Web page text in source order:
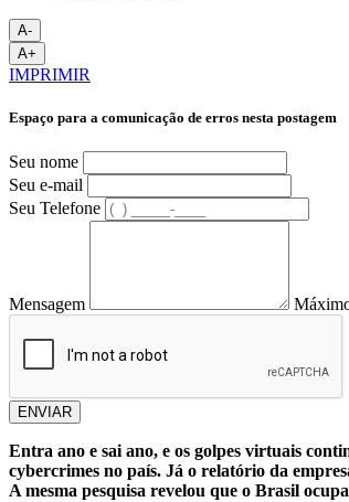
A-
A+
IMPRIMIR
Espaço para a comunicação de erros nesta postagem
Seu nome
Seu e-mail
Seu Telefone
Mensagem
ENVIAR
Entra ano e sai ano, e os golpes virtuais
cybercrimes no país. Já o relatório da
A mesma pesquisa revelou que o Brasil